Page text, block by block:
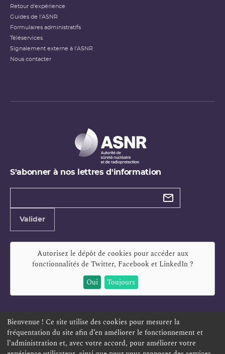
Retour d'expérience
Guides de l'ASNR
Formulaires administratifs
Téléservices
Signalement externe à l'ASNR
Nous contacter
S'abonner à nos lettres d'information
Types de
Valider
Autorisez le dépôt de cookies pour accéder aux
fonctionnalités de Twitter, Facebook et LinkedIn?
Oui
Toujours
ESPACE PERSONNEL OFFRES D'EMPLOI SIGNALEMENT
TÉLÉSERVICES PLAN DU SITE
Bienvenue ! Ce site utilise des cookies pour mesurer la
fréquentation du site afin d’en améliorer le fonctionnement et
l’administration et, avec votre accord, pour améliorer votre